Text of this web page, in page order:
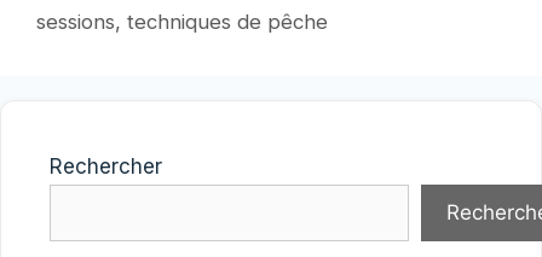
sessions, techniques de pêche
Rechercher